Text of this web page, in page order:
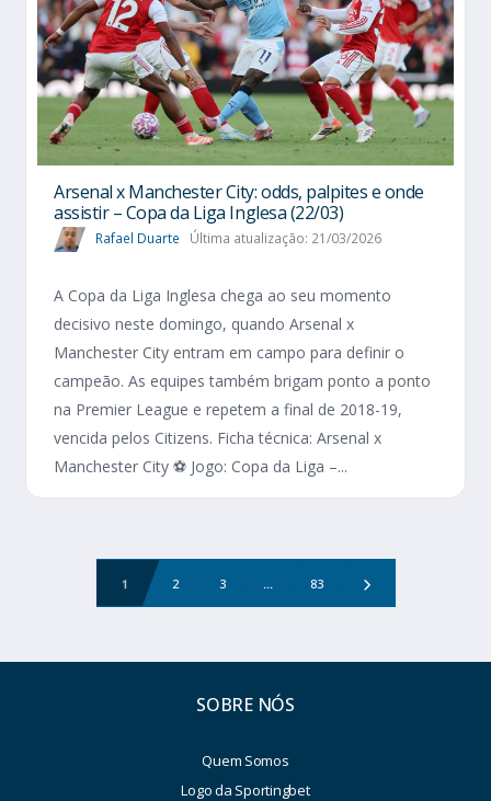
Arsenal x Manchester City: odds, palpites e onde
assistir – Copa da Liga Inglesa (22/03)
Rafael Duarte Última atualização: 21/03/2026
A Copa da Liga Inglesa chega ao seu momento
decisivo neste domingo, quando Arsenal x
Manchester City entram em campo para definir o
campeão. As equipes também brigam ponto a ponto
na Premier League e repetem a final de 2018-19,
vencida pelos Citizens. Ficha técnica: Arsenal x
Manchester City ⚽ Jogo: Copa da Liga –...
1 2 3 ... 83
SOBRE NÓS
Quem Somos
Logo da Sportingbet